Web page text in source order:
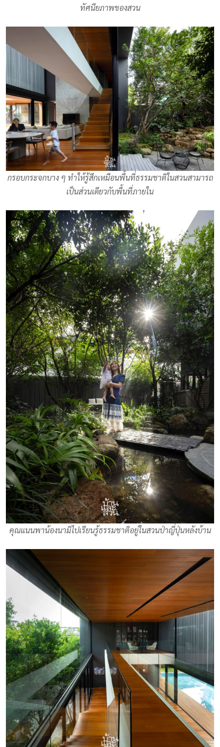
ทัศนียภาพของสวน
กรอบกระจกบาง ๆ ทำให้รู้สึกเหมือนพื้นที่ธรรมชาติในสวนสามารถ
เป็นส่วนเดียวกับพื้นที่ภายใน
คุณแนนพาน้องนามิไปเรียนรู้ธรรมชาติอยู่ในสวนป่าญี่ปุ่นหลังบ้าน